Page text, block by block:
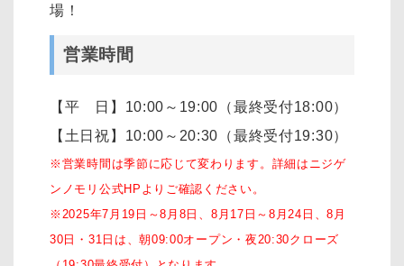
場！
営業時間
【平 日】10:00～19:00（最終受付18:00）
【土日祝】10:00～20:30（最終受付19:30）
※営業時間は季節に応じて変わります。 詳細はニジゲ
ンノモリ公式HPよりご確認ください。
※2025年7月19日～8月8日、8月17日～8月24日、8月
30日・31日は、朝09:00オープン・夜20:30クローズ